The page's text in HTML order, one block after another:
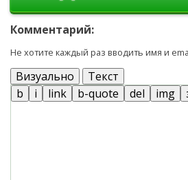
Комментарий:
Не хотите каждый раз вводить имя и
Визуально Текст